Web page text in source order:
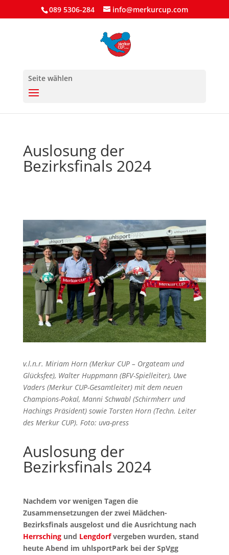
089 5306-284 info@merkurcup.com
Seite wählen
Auslosung der
Bezirksfinals 2024
v.l.n.r. Miriam Horn (Merkur CUP – Orgateam und
Glücksfee), Walter Huppmann (BFV-Spielleiter), Uwe
Vaders (Merkur CUP-Gesamtleiter) mit dem neuen
Champions-Pokal, Manni Schwabl (Schirmherr und
Hachings Präsident) sowie Torsten Horn (Techn. Leiter
des Merkur CUP). Foto: uva-press
Auslosung der
Bezirksfinals 2024
Nachdem vor wenigen Tagen die
Zusammensetzungen der zwei Mädchen-
Bezirksfinals ausgelost und die Ausrichtung nach
Herrschingund Lengdorfvergeben wurden, stand
heute Abend im uhlsportPark bei der SpVgg